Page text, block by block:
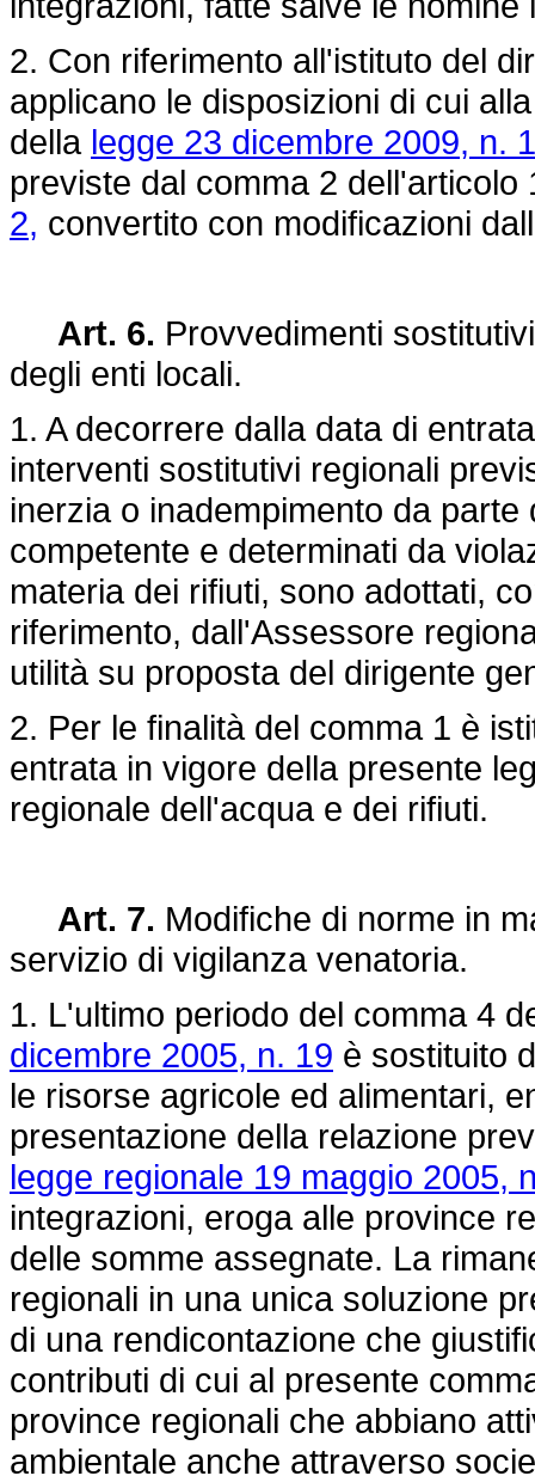
2. Con riferimento all'istituto del
applicano le disposizioni di cui
della legge 23 dicembre 2009, n.
previste dal comma 2 dell'articolo
2, convertito con modificazioni
Art. 6. Provvedimenti
degli enti locali.
1. A decorrere dalla data di
interventi sostitutivi regionali
inerzia o inadempimento da
competente e determinati da
materia dei rifiuti, sono adottati,
riferimento, dall'Assessore
utilità su proposta del dirigente
2. Per le finalità del comma 1 è
entrata in vigore della presente
regionale dell'acqua e dei rifiuti.
Art. 7. Modifiche di norme in
servizio di vigilanza venatoria.
1. L'ultimo periodo del comma 4
dicembre 2005, n. 19 è sostituito
le risorse agricole ed alimentari,
presentazione della relazione
legge regionale 19 maggio 2005,
integrazioni, eroga alle province
delle somme assegnate. La
regionali in una unica soluzione
di una rendicontazione che
contributi di cui al presente
province regionali che abbiano
ambientale anche attraverso